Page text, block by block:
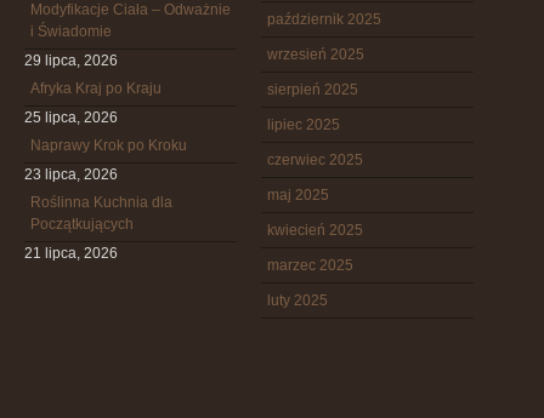
Modyfikacje Ciała – Odważnie
i Świadomie
29 lipca, 2026
Afryka Kraj po Kraju
25 lipca, 2026
Naprawy Krok po Kroku
23 lipca, 2026
Roślinna Kuchnia dla
Początkujących
21 lipca, 2026
październik 2025
wrzesień 2025
sierpień 2025
lipiec 2025
czerwiec 2025
maj 2025
kwiecień 2025
marzec 2025
luty 2025